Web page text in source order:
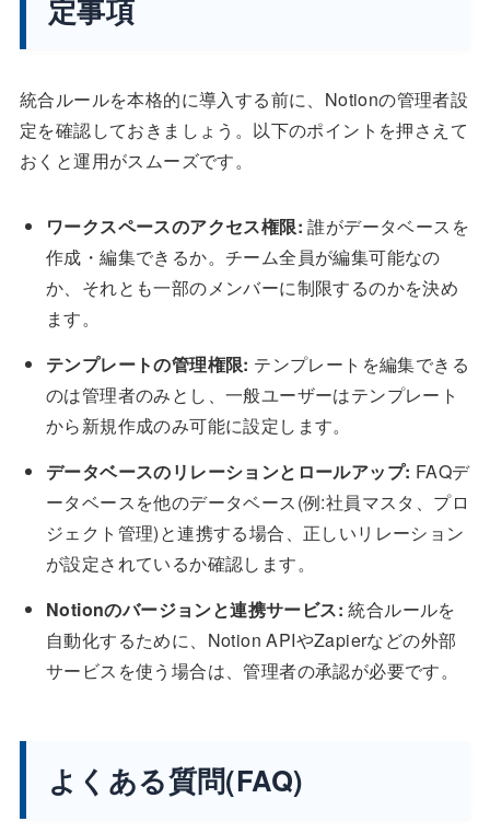
定事項
統合ルールを本格的に導入する前に、Notionの管理者設
定を確認しておきましょう。以下のポイントを押さえて
おくと運用がスムーズです。
ワークスペースのアクセス権限: 誰がデータベースを
作成・編集できるか。チーム全員が編集可能なの
か、それとも一部のメンバーに制限するのかを決め
ます。
テンプレートの管理権限: テンプレートを編集できる
のは管理者のみとし、一般ユーザーはテンプレート
から新規作成のみ可能に設定します。
データベースのリレーションとロールアップ: FAQデ
ータベースを他のデータベース(例:社員マスタ、プロ
ジェクト管理)と連携する場合、正しいリレーション
が設定されているか確認します。
Notionのバージョンと連携サービス: 統合ルールを
自動化するために、Notion APIやZapierなどの外部
サービスを使う場合は、管理者の承認が必要です。
よくある質問(FAQ)